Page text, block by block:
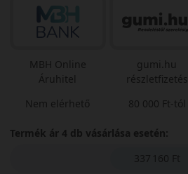
MBH Online
Áruhitel
Nem elérhető
gumi.hu
részletfizetés
80 000 Ft-tól
Termék ár 4 db vásárlása esetén:
337 160 Ft